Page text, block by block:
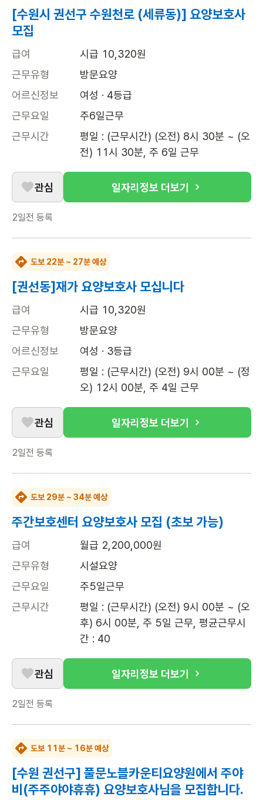
[수원시 권선구 수원천로 (세류동)] 요양보호사
모집
급여
시급 10,320원
근무유형
방문요양
어르신정보
여성 · 4등급
근무요일
주6일근무
근무시간
평일 : (근무시간) (오전) 8시 30분 ~ (오
전) 11시 30분, 주 6일 근무
관심 일자리정보 더보기
2일전 등록
도보 22분 ~ 27분 예상
[권선동]재가 요양보호사 모십니다
급여
시급 10,320원
근무유형
방문요양
어르신정보
여성 · 3등급
근무요일
평일 : (근무시간) (오전) 9시 00분 ~ (정
오) 12시 00분, 주 4일 근무
관심 일자리정보 더보기
2일전 등록
도보 29분 ~ 34분 예상
주간보호센터 요양보호사 모집 (초보 가능)
급여
월급 2,200,000원
근무유형
시설요양
근무요일
주5일근무
근무시간
평일 : (근무시간) (오전) 9시 00분 ~ (오
후) 6시 00분, 주 5일 근무, 평균근무시
간 : 40
관심 일자리정보 더보기
2일전 등록
도보 11분 ~ 16분 예상
[수원 권선구] 풀문노블카운티요양원에서 주야
비(주주야야휴휴) 요양보호사님을 모집합니다.